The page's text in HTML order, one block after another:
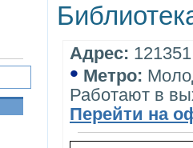
Адрес:
• Метро:
Работают в
Перейти на